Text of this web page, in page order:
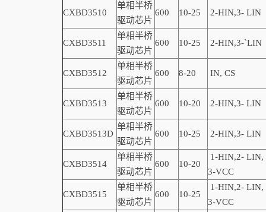
CXBD3510
单相半桥
驱动芯片
600 10-25 2-HIN,3- LIN
CXBD3511
单相半桥
驱动芯片
600 10-25 2-HIN,3-`LIN
CXBD3512
单相半桥
驱动芯片
600 8-20 IN, CS
CXBD3513
单相半桥
驱动芯片
600 10-20 2-HIN,3- LIN
CXBD3513D
单相半桥
驱动芯片
600 10-25 2-HIN,3- LIN
CXBD3514
单相半桥
驱动芯片
600 10-20
1-HIN,2- LIN,
3-VCC
CXBD3515
单相半桥
驱动芯片
600 10-25
1-HIN,2- LIN,
3-VCC